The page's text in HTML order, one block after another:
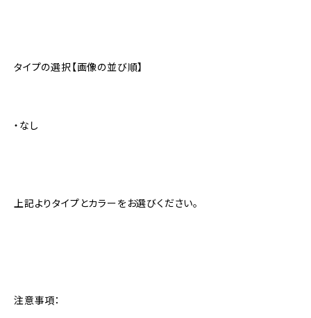
タイプの選択【画像の並び順】
・なし
上記よりタイプとカラーをお選びください。
注意事項：